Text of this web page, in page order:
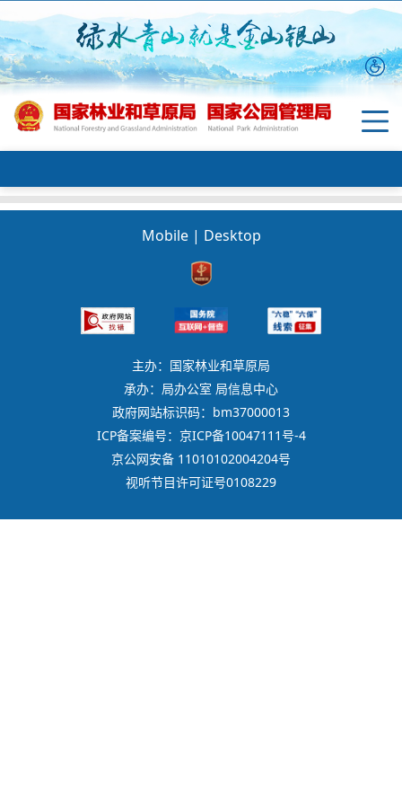
Mobile | Desktop
主办：国家林业和草原局
承办：局办公室 局信息中心
政府网站标识码：bm37000013
ICP备案编号：京ICP备10047111号-4
京公网安备 11010102004204号
视听节目许可证号0108229